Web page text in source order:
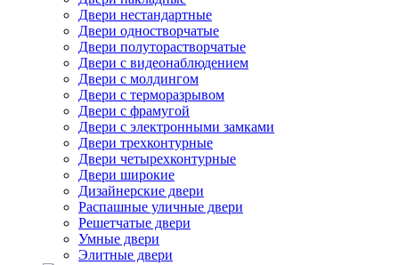
Двери нестандартные
Двери одностворчатые
Двери полуторастворчатые
Двери с видеонаблюдением
Двери с молдингом
Двери с терморазрывом
Двери с фрамугой
Двери с электронными замками
Двери трехконтурные
Двери четырехконтурные
Двери широкие
Дизайнерские двери
Распашные уличные двери
Решетчатые двери
Умные двери
Элитные двери